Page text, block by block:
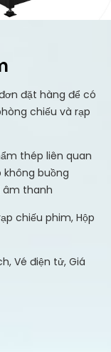
đặt hàng để có
chiếu và rạp
thép liên quan
không buồng
âm thanh
chiếu phim, Hộp
Vé điện tử, Giá